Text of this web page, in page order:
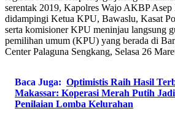
serentak 2019, Kapolres Wajo AKBP Asep
didampingi Ketua KPU, Bawaslu, Kasat
serta komisioner KPU meninjau langsung
pemilihan umum (KPU) yang berada di
Center Palaguna Sengkang, Selasa 26
Baca Juga: Optimistis Raih Hasil
Makassar: Koperasi Merah Putih
Penilaian Lomba Kelurahan